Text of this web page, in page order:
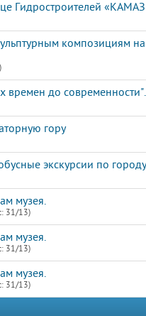
Гидростроителей
композициям
времен до современности".
гору
экскурсии по городу
музея.
31/13)
музея.
31/13)
музея.
31/13)